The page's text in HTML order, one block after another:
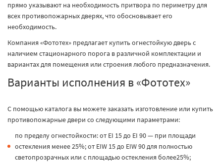
прямо указывают на необходимость притвора по периметру для
всех противопожарных дверях, что обосновывает его
необходимость.
Компания «Фототех» предлагает купить огнестойкую дверь с
наличием стационарного порога в различной комплектации и
вариантах для помещения или строения любого предназначения.
Варианты исполнения в «Фототех»
С помощью каталога вы можете заказать изготовление или купить
противопожарные двери со следующими параметрами:
по пределу огнестойкости: от EI 15 до EI 90 — при площади
остекления менее 25%; от EIW 15 до EIW 90 для полностью
светопрозрачных или с площадью остекления более25%;